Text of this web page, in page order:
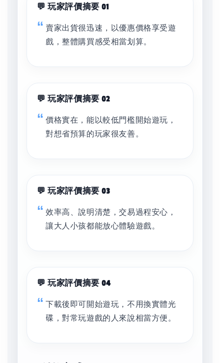
💬 玩家評價摘要 01
賣家出貨很迅速，以優惠價格享受遊
戲，整體購買感受相當划算。
💬 玩家評價摘要 02
價格實在，能以較低門檻開始遊玩，
對想省預算的玩家很友善。
💬 玩家評價摘要 03
效率高、說明清楚，交易過程安心，
讓大人小孩都能放心體驗遊戲。
💬 玩家評價摘要 04
下載後即可開始遊玩，不用換實體光
碟，對常玩遊戲的人來說相當方便。